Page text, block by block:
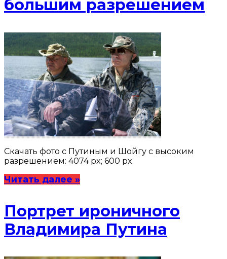
большим разрешением
Скачать фото с Путиным и Шойгу с высоким
разрешением: 4074 px; 600 px.
Читать далее »
Портрет ироничного
Владимира Путина